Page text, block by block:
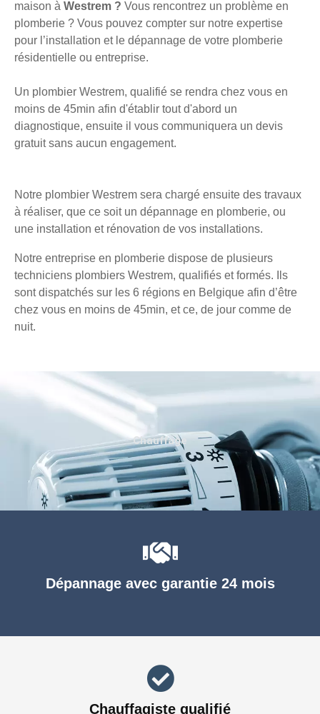
maison à Westrem ? Vous rencontrez un problème en
plomberie ? Vous pouvez compter sur notre expertise
pour l’installation et le dépannage de votre plomberie
résidentielle ou entreprise.
Un plombier Westrem, qualifié se rendra chez vous en
moins de 45min afin d'établir tout d'abord un
diagnostique, ensuite il vous communiquera un devis
gratuit sans aucun engagement.
Notre plombier Westrem sera chargé ensuite des travaux
à réaliser, que ce soit un dépannage en plomberie, ou
une installation et rénovation de vos installations.
Notre entreprise en plomberie dispose de plusieurs
techniciens plombiers Westrem, qualifiés et formés. Ils
sont dispatchés sur les 6 régions en Belgique afin d’être
chez vous en moins de 45min, et ce, de jour comme de
nuit.
Dépannage avec garantie 24 mois
Chauffagiste qualifié
Chauffage